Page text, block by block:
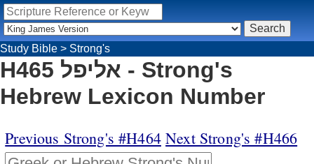
Study Bible > Strong's
H465 אליפל - Strong's
Hebrew Lexicon Number
Previous Strong's #H464 Next Strong's #H466